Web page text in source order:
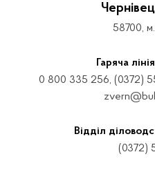
58700, м.
Гаряча
0 800 335 256, (0372)
Відділ
(0372)